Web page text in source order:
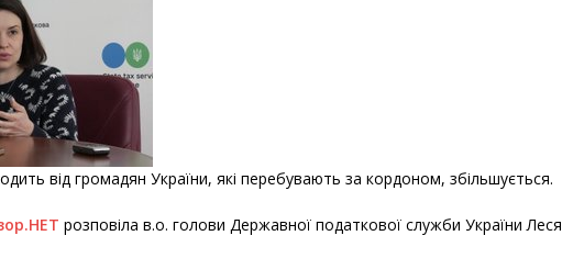
від громадян України, які перебувають за кордоном, збільшується.
розповіла в.о. голови Державної податкової служби України Леся